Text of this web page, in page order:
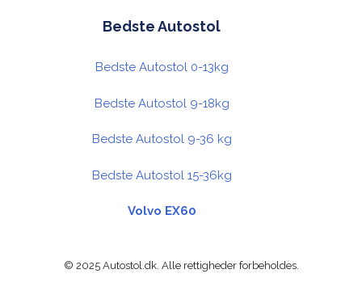
Bedste Autostol
Bedste Autostol 0-13kg
Bedste Autostol 9-18kg
Bedste Autostol 9-36 kg
Bedste Autostol 15-36kg
Volvo EX60
© 2025 Autostol.dk. Alle rettigheder forbeholdes.